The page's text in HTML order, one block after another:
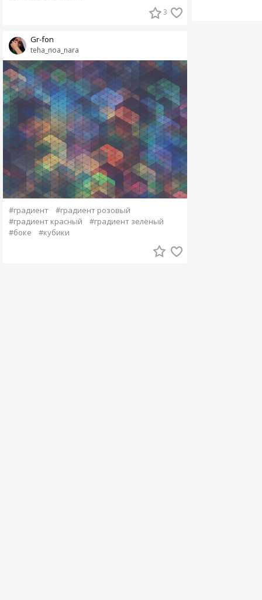
3
teha_noa_nara
Gr-fon
#градиент
#градиент розовый
#градиент красный
#градиент зелёный
#боке
#кубики